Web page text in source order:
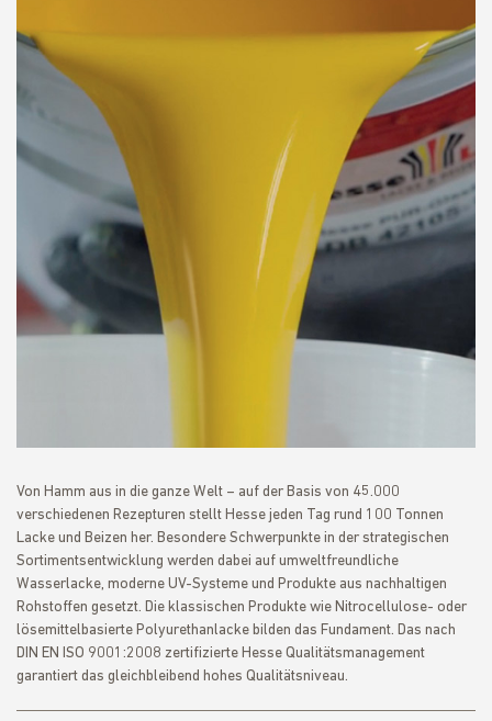
Von Hamm aus in die ganze Welt – auf der Basis von 45.000
verschiedenen Rezepturen stellt Hesse jeden Tag rund 100 Tonnen
Lacke und Beizen her. Besondere Schwerpunkte in der strategischen
Sortimentsentwicklung werden dabei auf umweltfreundliche
Wasserlacke, moderne UV-Systeme und Produkte aus nachhaltigen
Rohstoffen gesetzt. Die klassischen Produkte wie Nitrocellulose- oder
lösemittelbasierte Polyurethanlacke bilden das Fundament. Das nach
DIN EN ISO 9001:2008 zertifizierte Hesse Qualitätsmanagement
garantiert das gleichbleibend hohes Qualitätsniveau.